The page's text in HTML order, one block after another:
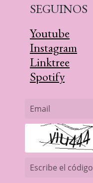
SEGUINOS
Youtube
Instagram
Linktree
Spotify
Email
Escribe el código